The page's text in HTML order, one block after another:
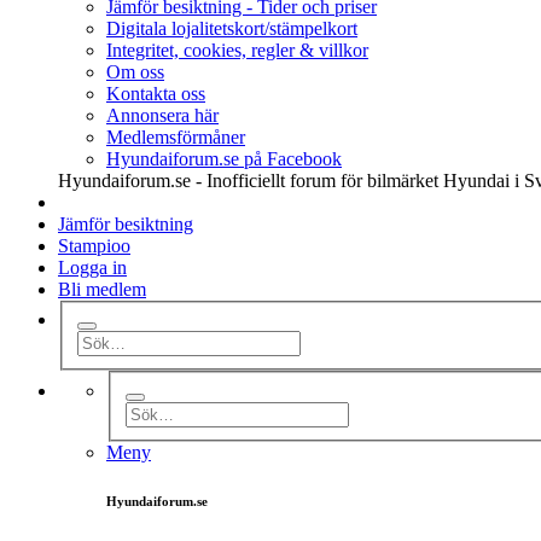
Jämför besiktning - Tider och priser
Digitala lojalitetskort/stämpelkort
Integritet, cookies, regler & villkor
Om oss
Kontakta oss
Annonsera här
Medlemsförmåner
Hyundaiforum.se på Facebook
Hyundaiforum.se - Inofficiellt forum för bilmärket Hyundai i
Jämför besiktning
Stampioo
Logga in
Bli medlem
Meny
Hyundaiforum.se